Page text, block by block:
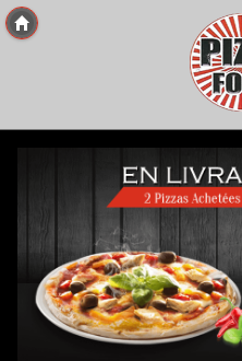
Copyright 2013 Des-Click Com